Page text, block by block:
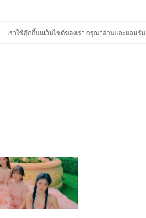
เราใช้คุ๊กกี้บนเว็บไซต์ของเรา กรุณาอ่านและยอมรับ